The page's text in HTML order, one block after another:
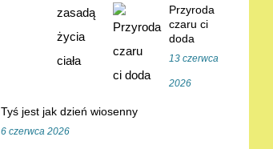
Przyroda
czaru ci
doda
13 czerwca
2026
Tyś jest jak dzień wiosenny
6 czerwca 2026